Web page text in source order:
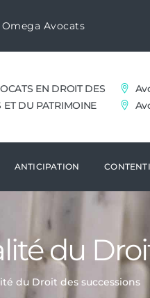
Avocats
EN DROIT DES
ET DU PATRIMOINE
ANTICIPATION
du
du Droit des successions